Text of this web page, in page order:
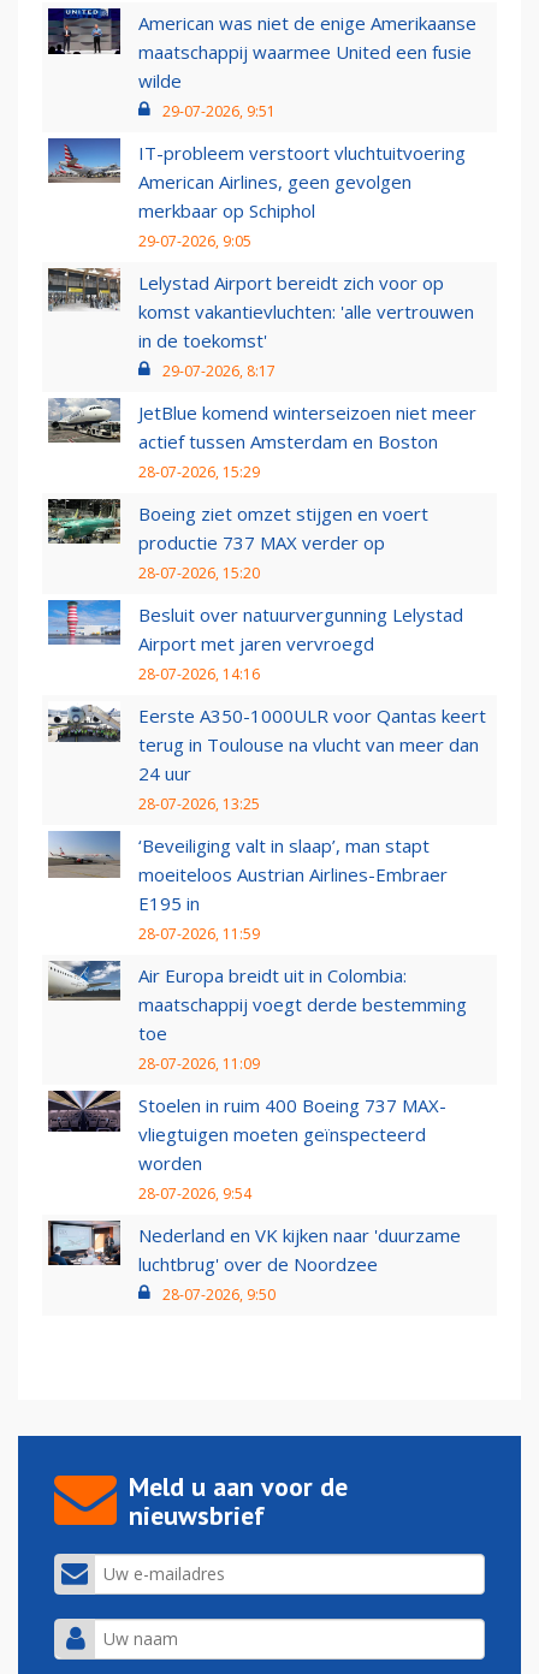
American was niet de enige Amerikaanse
maatschappij waarmee United een fusie
wilde
29-07-2026, 9:51
IT-probleem verstoort vluchtuitvoering
American Airlines, geen gevolgen
merkbaar op Schiphol
29-07-2026, 9:05
Lelystad Airport bereidt zich voor op
komst vakantievluchten: 'alle vertrouwen
in de toekomst'
29-07-2026, 8:17
JetBlue komend winterseizoen niet meer
actief tussen Amsterdam en Boston
28-07-2026, 15:29
Boeing ziet omzet stijgen en voert
productie 737 MAX verder op
28-07-2026, 15:20
Besluit over natuurvergunning Lelystad
Airport met jaren vervroegd
28-07-2026, 14:16
Eerste A350-1000ULR voor Qantas keert
terug in Toulouse na vlucht van meer dan
24 uur
28-07-2026, 13:25
‘Beveiliging valt in slaap’, man stapt
moeiteloos Austrian Airlines-Embraer
E195 in
28-07-2026, 11:59
Air Europa breidt uit in Colombia:
maatschappij voegt derde bestemming
toe
28-07-2026, 11:09
Stoelen in ruim 400 Boeing 737 MAX-
vliegtuigen moeten geïnspecteerd
worden
28-07-2026, 9:54
Nederland en VK kijken naar 'duurzame
luchtbrug' over de Noordzee
28-07-2026, 9:50
Meld u aan voor de
nieuwsbrief